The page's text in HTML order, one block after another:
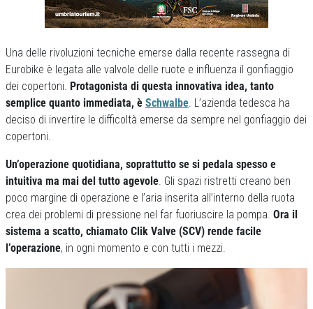
Una delle rivoluzioni tecniche emerse dalla recente rassegna di
Eurobike è legata alle valvole delle ruote e influenza il gonfiaggio
dei copertoni. Protagonista di questa innovativa idea, tanto
semplice quanto immediata, è Schwalbe. L’azienda tedesca ha
deciso di invertire le difficoltà emerse da sempre nel gonfiaggio dei
copertoni.
Un’operazione quotidiana, soprattutto se si pedala spesso e
intuitiva ma mai del tutto agevole. Gli spazi ristretti creano ben
poco margine di operazione e l’aria inserita all’interno della ruota
crea dei problemi di pressione nel far fuoriuscire la pompa. Ora il
sistema a scatto, chiamato Clik Valve (SCV) rende facile
l’operazione, in ogni momento e con tutti i mezzi.